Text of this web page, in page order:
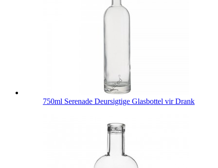
750ml Serenade Deursigtige Glasbottel vir Drank